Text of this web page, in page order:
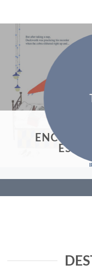
ENTRA